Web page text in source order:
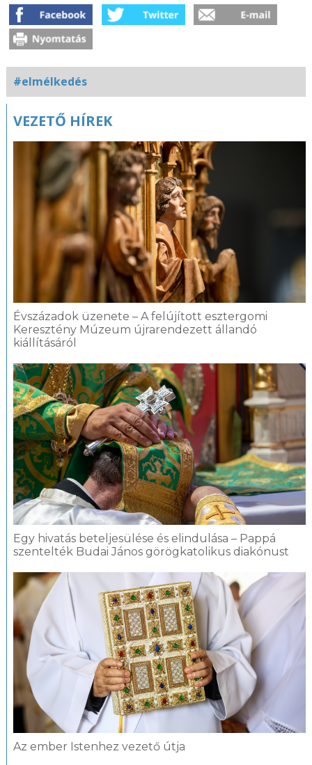
#elmélkedés
Kapcsolódó
VEZETŐ HÍREK
Évszázadok üzenete – A felújított esztergomi
Keresztény Múzeum újrarendezett állandó
kiállításáról
Egy hivatás beteljesülése és elindulása – Pappá
szentelték Budai János görögkatolikus diakónust
Az ember Istenhez vezető útja